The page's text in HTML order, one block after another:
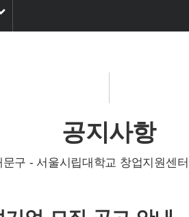
공지사항
문구 - 서울시립대학교 창업지원센